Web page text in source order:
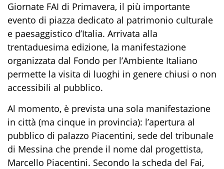
Giornate FAI di Primavera, il più importante
evento di piazza dedicato al patrimonio culturale
e paesaggistico d’Italia. Arrivata alla
trentaduesima edizione, la manifestazione
organizzata dal Fondo per l’Ambiente Italiano
permette la visita di luoghi in genere chiusi o non
accessibili al pubblico.
Al momento, è prevista una sola manifestazione
in città (ma cinque in provincia): l’apertura al
pubblico di palazzo Piacentini, sede del tribunale
di Messina che prende il nome dal progettista,
Marcello Piacentini. Secondo la scheda del Fai,